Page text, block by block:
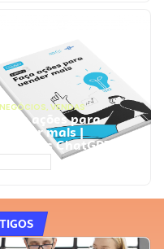
NEGÓCIOS, VENDAS
Faça ações para
vender mais |
Prompts ChatGPT